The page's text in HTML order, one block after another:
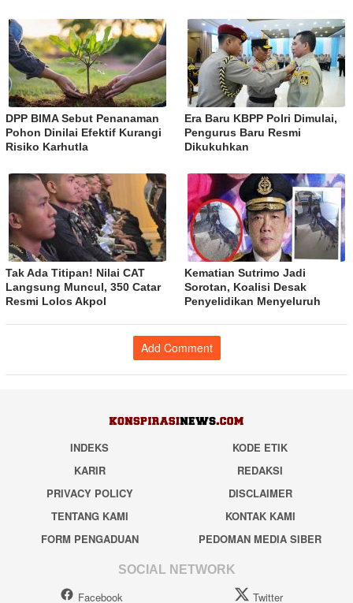
DPP BIMA Sebut Penanaman
Pohon Dinilai Efektif Kurangi
Risiko Karhutla
Era Baru KBPP Polri Dimulai,
Pengurus Baru Resmi
Dikukuhkan
Tak Ada Titipan! Nilai CAT
Langsung Muncul, 350 Catar
Resmi Lolos Akpol
Kematian Sutrimo Jadi
Sorotan, Koalisi Desak
Penyelidikan Menyeluruh
Add Comment
INDEKS
KODE ETIK
KARIR
REDAKSI
PRIVACY POLICY
DISCLAIMER
TENTANG KAMI
KONTAK KAMI
FORM PENGADUAN
PEDOMAN MEDIA SIBER
SOCIAL NETWORK
Facebook Twitter